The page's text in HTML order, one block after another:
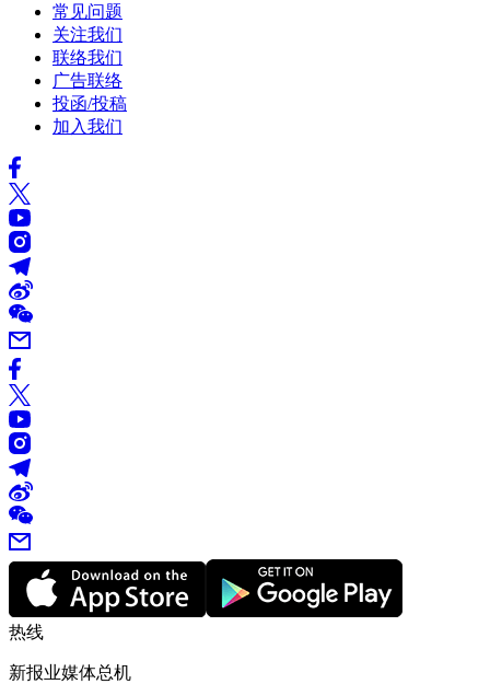
常见问题
关注我们
联络我们
广告联络
投函/投稿
加入我们
热线
新报业媒体总机